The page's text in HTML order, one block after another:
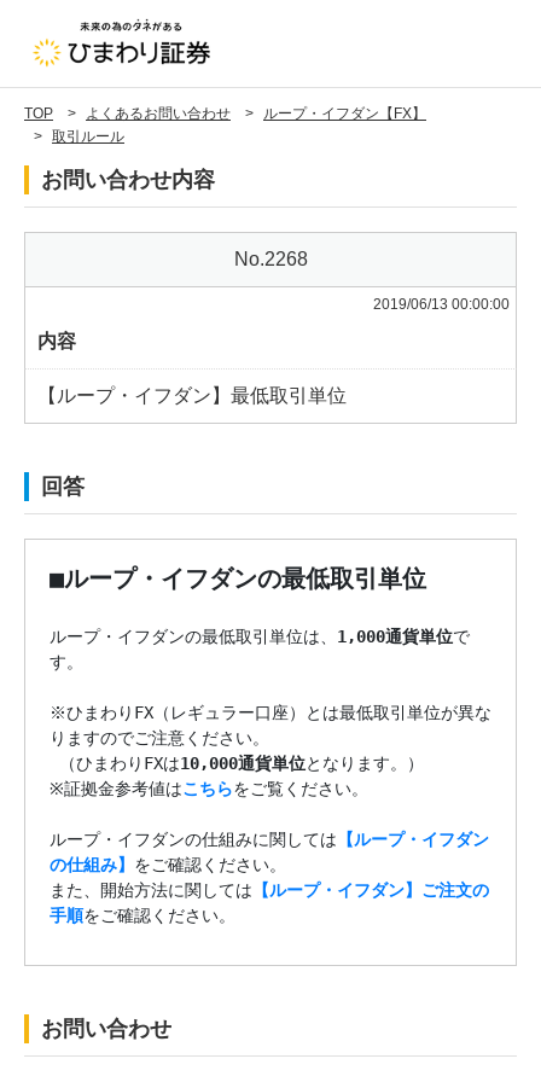
TOP よくあるお問い合わせ
ループ・イフダン【FX】
取引ルール
お問い合わせ内容
2268
2019/06/13 00:00:00
内容
【ループ・イフダン】最低取引単位
回答
■ループ・イフダンの最低取引単位
ループ・イフダンの最低取引単位は、 1,000通貨単位で
す。
※ひまわりFX（レギュラー口座）とは最低取引単位が異な
りますのでご注意ください。
（ひまわりFXは10,000通貨単位となります。）
※証拠金参考値はこちらをご覧ください。
ループ・イフダンの仕組みに関しては 【ループ・イフダン
の仕組み】 をご確認ください。
また、開始方法に関しては 【ループ・イフダン】ご注文の
手順をご確認ください。
お問い合わせ